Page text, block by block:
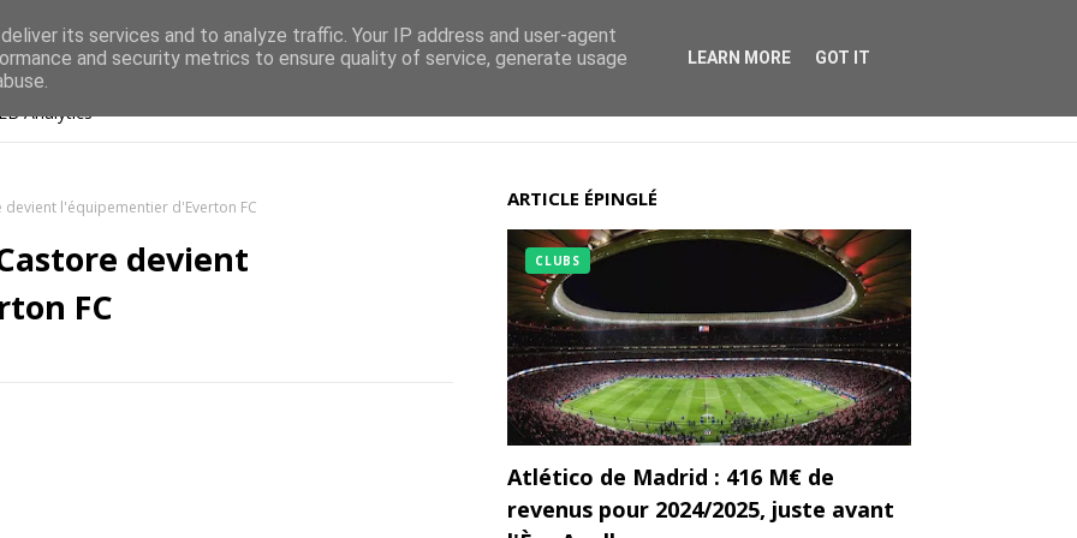
Analytics
l'équipementier d'Everton FC
devient
FC
ARTICLE ÉPINGLÉ
CLUBS
Atlético de Madrid : 416 M€ de
revenus pour 2024/2025, juste avant
its services and to analyze traffic. Your IP address and user-agent
and security metrics to ensure quality of service, generate usage
LEARN MORE GOT IT